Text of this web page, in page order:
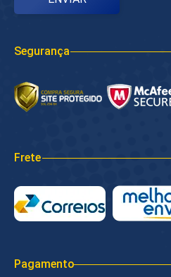
Segurança
Frete
Pagamento